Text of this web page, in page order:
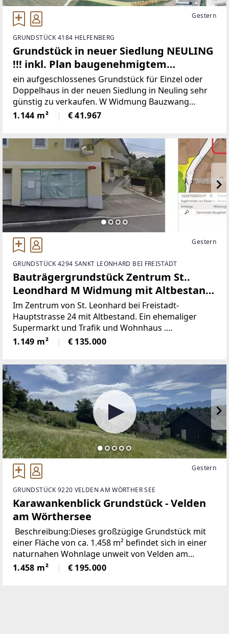
Gestern
GRUNDSTÜCK 4184 HELFENBERG
Grundstück in neuer Siedlung NEULING
!!! inkl. Plan baugenehmigtem
Doppelhaus
ein aufgeschlossenes Grundstück für Einzel oder
Doppelhaus in der neuen Siedlung in Neuling sehr
günstig zu verkaufen. W Widmung Bauzwang
binnen 3 Jahren.ES GIBT EINEN BAUGENEHMIGTEN
PLAN FÜR EIN DOPPELHAUS. Man kann aber auch
1.144 m² € 41.967
Gestern
GRUNDSTÜCK 4294 SANKT LEONHARD BEI FREISTADT
Bauträgergrundstück Zentrum St..
Leondhard M Widmung mit Altbestand-
leerstehendes Gewerbeobjekt
Im Zentrum von St. Leonhard bei Freistadt-
Hauptstrasse 24 mit Altbestand. Ein ehemaliger
Supermarkt und Trafik und Wohnhaus .
Leerstehend und stark sanierungsbedürftig M
1.149 m² € 135.000
Gestern
GRUNDSTÜCK 9220 VELDEN AM WÖRTHER SEE
Karawankenblick Grundstück - Velden
am Wörthersee
Beschreibung:Dieses großzügige Grundstück mit
einer Fläche von ca. 1.458 m² befindet sich in einer
naturnahen Wohnlage unweit von Velden am
Wörthersee. Gelegen in einer Sackgasse, genießen
Sie hier ein Höchstmaß an Privatsphäre.Die
1.458 m² € 195.000